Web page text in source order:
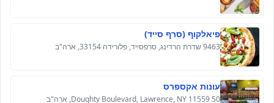
פיאלקוף (סרף סייד)
9463 שדרת הרדינג, סרפסייד, פלורידה 33154, ארה"ב
עונות אקספרס
50 Doughty Boulevard, Lawrence, NY 11559, ארה"ב